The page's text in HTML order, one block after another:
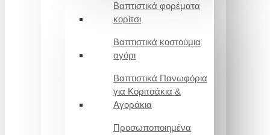
Βαπτιστικά φορέματα
κορίτσι
Βαπτιστικά κοστούμια
αγόρι
Βαπτιστικά Πανωφόρια
για Κοριτσάκια &
Αγοράκια
Προσωποποιημένα